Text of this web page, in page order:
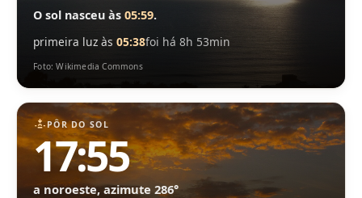
O sol nasceu às05:59.
primeira luz às05:38foi há 8h 53min
Foto: Wikimedia Commons
PÔR DO SOL
17:55
a noroeste, azimute 286°